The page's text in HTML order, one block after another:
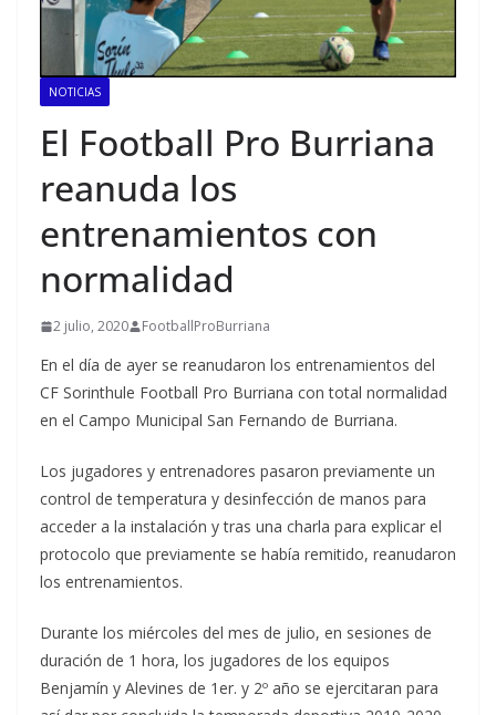
NOTICIAS
El Football Pro Burriana
reanuda los
entrenamientos con
normalidad
2 julio, 2020 FootballProBurriana
En el día de ayer se reanudaron los entrenamientos del
CF Sorinthule Football Pro Burriana con total normalidad
en el Campo Municipal San Fernando de Burriana.
Los jugadores y entrenadores pasaron previamente un
control de temperatura y desinfección de manos para
acceder a la instalación y tras una charla para explicar el
protocolo que previamente se había remitido, reanudaron
los entrenamientos.
Durante los miércoles del mes de julio, en sesiones de
duración de 1 hora, los jugadores de los equipos
Benjamín y Alevines de 1er. y 2º año se ejercitaran para